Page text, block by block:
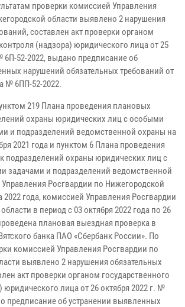
проверки комиссией Управления
области выявлено 2 нарушения
составлен акт проверки органом
(надзора) юридического лица от 25
6П-52-2022, выдано предписание об
нарушений обязательных требований от
№ 6ПП-52-2022.
219 Плана проведения плановых
охраны юридических лиц с особыми
и подразделений ведомственной охраны на
2021 года и пунктом 6 Плана проведения
подразделений охраны юридических лиц с
задачами и подразделений ведомственной
Управления Росгвардии по Нижегородской
2022 года, комиссией Управления Росгвардии
в период с 03 октября 2022 года по 26
плановая выездная проверка в
банка ПАО «Сбербанк России». По
комиссией Управления Росгвардии по
выявлено 2 нарушения обязательных
акт проверки органом государственного
юридического лица от 26 октября 2022 г. №
предписание об устранении выявленных